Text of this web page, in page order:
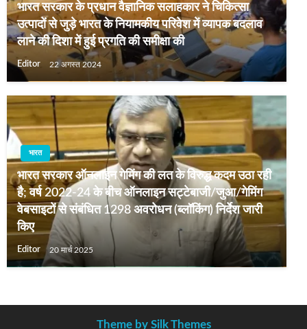
भारत सरकार के प्रधान वैज्ञानिक सलाहकार ने चिकित्सा
उत्पादों से जुड़े भारत के नियामकीय परिवेश में व्‍यापक बदलाव
लाने की दिशा में हुई प्रगति की समीक्षा की
Editor 22 अगस्त 2024
भारत
भारत सरकार ऑनलाइन गेमिंग की लत के विरुद्ध कदम उठा रही
है; वर्ष 2022-24 के बीच ऑनलाइन सट्टेबाजी/जुआ/गेमिंग
वेबसाइटों से संबंधित 1298 अवरोधन (ब्लॉकिंग) निर्देश जारी
किए
Editor 20 मार्च 2025
Theme by Silk Themes